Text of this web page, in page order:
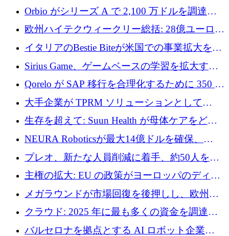
アグリテクノロジーのイノベーションを支援
するファンド III の初回クローズ額が 1 億ドル
に到達
Orbio がシリーズ A で 2,100 万ドルを調達、
AI 労働力管理を世界の最前線の労働者に提供
欧州ハイテクウィークリー総括: 28億ユーロの
取引と5月のハイライト
イタリアのBestie Biteが米国での事業拡大を加
速するために150万ユーロを調達
Sirius Game、ゲームベースの学習を拡大する
ために 130 万ユーロの資金調達を完了
Qorelo が SAP 移行を合理化するために 350 万
ドルを調達
大手企業が TPRM ソリューションとして
Vanta を選択する理由
生存を超えて: Suun Health が母体ケアをどの
ように再考しているか
NEURA Roboticsが最大14億ドルを確保、
Bending Spoonsが米国IPOを申請、英国首相が
4億ポンドのチップ計画を発表
プレオ、新たな人員削減に着手、約50人を解
雇
主権の拡大: EU の政策がヨーロッパのディー
プテック戦略をどのように再構築しているか
メガラウンドが市場回復を後押しし、欧州の
ハイテク資金調達は5月に105億ユーロに回復
クラウド: 2025 年に最も多くの資金を調達し
た 10 社
バルセロナを拠点とする AI ロボット企業